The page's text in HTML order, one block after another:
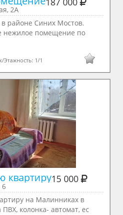
2А
в районе Синих Мостов.
нежилое помещение по
Этажность: 1/1
квартиру15 000
6
на Малинниках в
колонка- автомат, ес